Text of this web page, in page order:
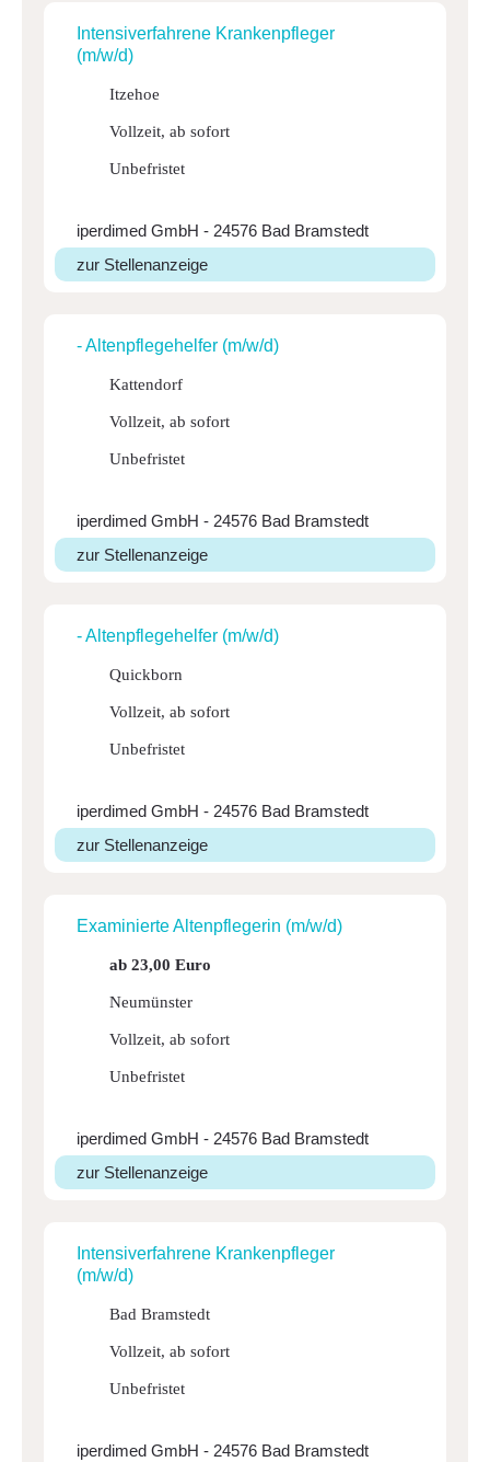
Inten­si­ver­fah­rene Kran­ken­pfleger
(m/w/d)
Itzehoe
Vollzeit, ab sofort
Unbefristet
iperdimed GmbH - 24576 Bad Bramstedt
zur Stellenanzeige
- Alten­pfle­ge­helfer (m/w/d)
Kattendorf
Vollzeit, ab sofort
Unbefristet
iperdimed GmbH - 24576 Bad Bramstedt
zur Stellenanzeige
- Alten­pfle­ge­helfer (m/w/d)
Quickborn
Vollzeit, ab sofort
Unbefristet
iperdimed GmbH - 24576 Bad Bramstedt
zur Stellenanzeige
Exami­nierte Alten­pfle­gerin (m/w/d)
ab 23,00 Euro
Neumünster
Vollzeit, ab sofort
Unbefristet
iperdimed GmbH - 24576 Bad Bramstedt
zur Stellenanzeige
Inten­si­ver­fah­rene Kran­ken­pfleger
(m/w/d)
Bad Bramstedt
Vollzeit, ab sofort
Unbefristet
iperdimed GmbH - 24576 Bad Bramstedt